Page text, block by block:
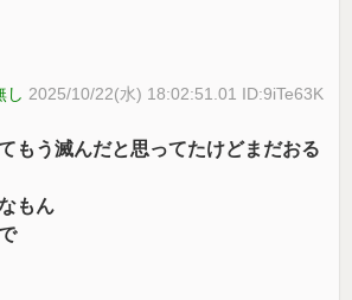
し 2025/10/22(水) 18:02:51.01 ID:9iTe63K
もう滅んだと思ってたけどまだおる
もん